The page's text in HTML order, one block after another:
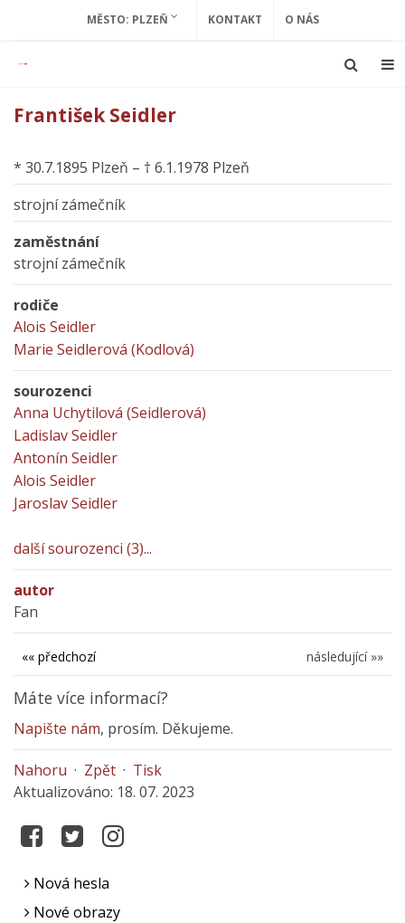
MĚSTO: PLZEŇ KONTAKT O NÁS
František Seidler
* 30.7.1895 Plzeň – † 6.1.1978 Plzeň
strojní zámečník
zaměstnání
strojní zámečník
rodiče
Alois Seidler
Marie Seidlerová (Kodlová)
sourozenci
Anna Uchytilová (Seidlerová)
Ladislav Seidler
Antonín Seidler
Alois Seidler
Jaroslav Seidler
další sourozenci (3)...
autor
Fan
následující »»
«« předchozí
Máte více informací?
Napište nám, prosím. Děkujeme.
Nahoru · Zpět · Tisk
Aktualizováno: 18. 07. 2023
Nová hesla
Nové obrazy